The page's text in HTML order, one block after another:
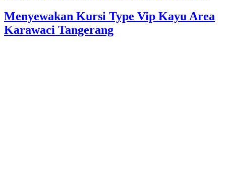
Menyewakan Kursi Type Vip Kayu Area
Karawaci Tangerang